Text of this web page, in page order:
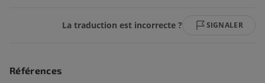
La traduction est incorrecte ? SIGNALER
Références